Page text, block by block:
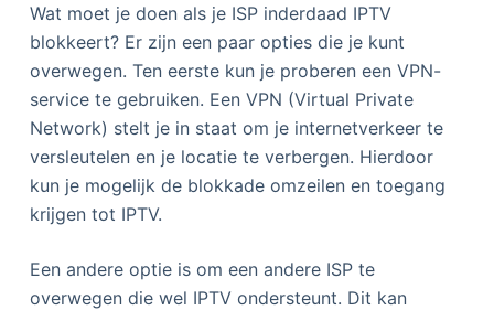
Wat moet je doen als je ISP inderdaad IPTV
blokkeert? Er zijn een paar opties die je kunt
overwegen. Ten eerste kun je proberen een VPN-
service te gebruiken. Een VPN (Virtual Private
Network) stelt je in staat om je internetverkeer te
versleutelen en je locatie te verbergen. Hierdoor
kun je mogelijk de blokkade omzeilen en toegang
krijgen tot IPTV.
Een andere optie is om een andere ISP te
overwegen die wel IPTV ondersteunt. Dit kan